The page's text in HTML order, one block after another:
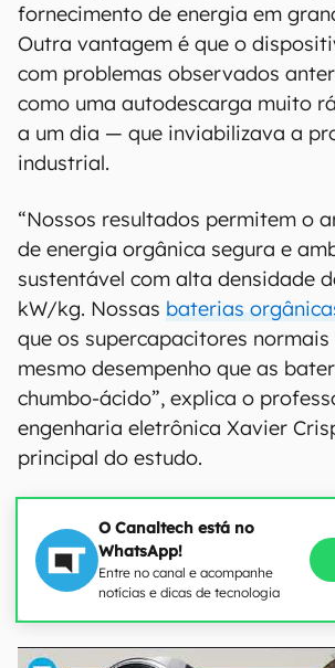
fornecimento de energia em
Outra vantagem é que o
com problemas observados
como uma autodescarga muito
a um dia — que inviabilizava a
industrial.
“Nossos resultados permitem o
de energia orgânica segura e
sustentável com alta densidade
kW/kg. Nossas baterias
que os supercapacitores
mesmo desempenho que as
chumbo-ácido”, explica o
engenharia eletrônica Xavier
principal do estudo.
O Canaltech está no
WhatsApp!
Entre no canal e acompanhe
notícias e dicas de tecnologia